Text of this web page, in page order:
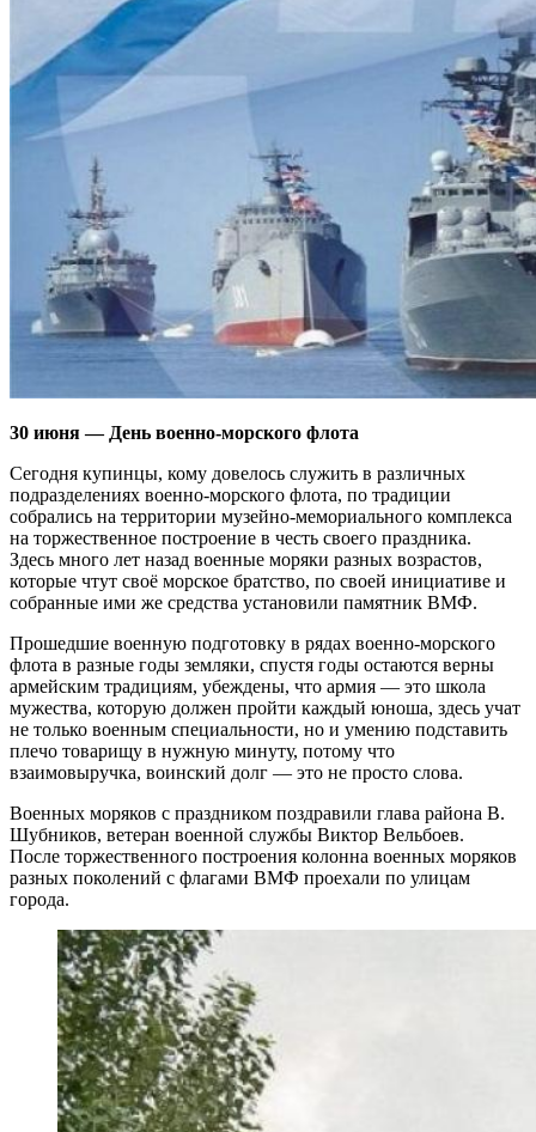
30 июня — День военно-морского флота
Сегодня купинцы, кому довелось служить в различных
подразделениях военно-морского флота, по традиции
собрались на территории музейно-мемориального комплекса
на торжественное построение в честь своего праздника.
Здесь много лет назад военные моряки разных возрастов,
которые чтут своё морское братство, по своей инициативе и
собранные ими же средства установили памятник ВМФ.
Прошедшие военную подготовку в рядах военно-морского
флота в разные годы земляки, спустя годы остаются верны
армейским традициям, убеждены, что армия — это школа
мужества, которую должен пройти каждый юноша, здесь учат
не только военным специальности, но и умению подставить
плечо товарищу в нужную минуту, потому что
взаимовыручка, воинский долг — это не просто слова.
Военных моряков с праздником поздравили глава района В.
Шубников, ветеран военной службы Виктор Вельбоев.
После торжественного построения колонна военных моряков
разных поколений с флагами ВМФ проехали по улицам
города.